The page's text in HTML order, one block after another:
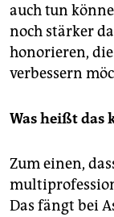
auch tun
noch stärker
honorieren,
verbessern
Was heißt das
Zum einen,
Das fängt bei